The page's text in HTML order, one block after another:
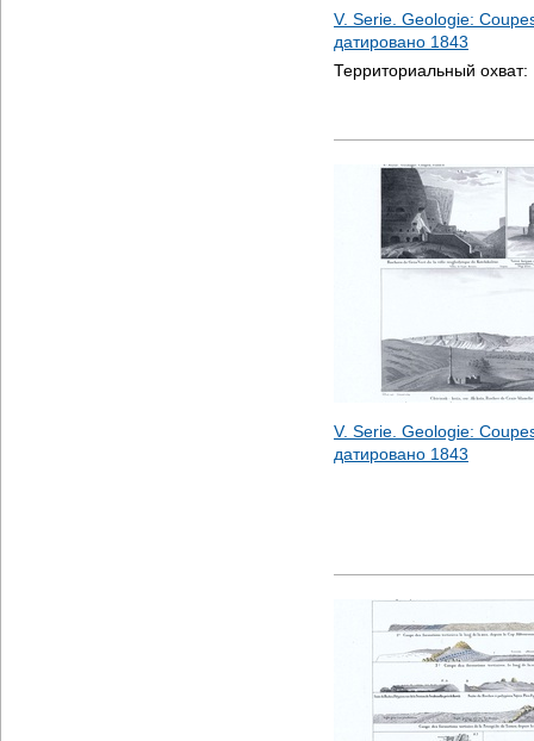
V. Serie. Geologie:
датировано 1843
Территориальный охват:
V. Serie. Geologie:
датировано 1843